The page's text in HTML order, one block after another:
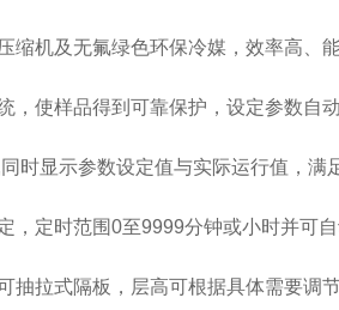
缩机及无氟绿色环保冷媒，效率高、
，使样品得到可靠保护，设定参数自
同时显示参数设定值与实际运行值，满
，定时范围0至9999分钟或小时并可
抽拉式隔板，层高可根据具体需要调